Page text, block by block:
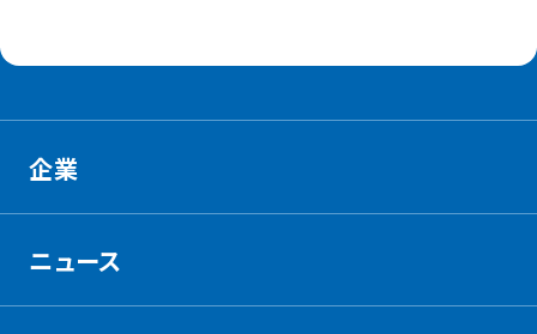
企業
ニュース